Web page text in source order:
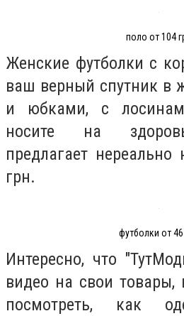
поло от 104
Женские футболки с
ваш верный спутник в
и юбками, с
носите на
предлагает
грн.
футболки от 46
Интересно, что
видео на свои
посмотреть, как